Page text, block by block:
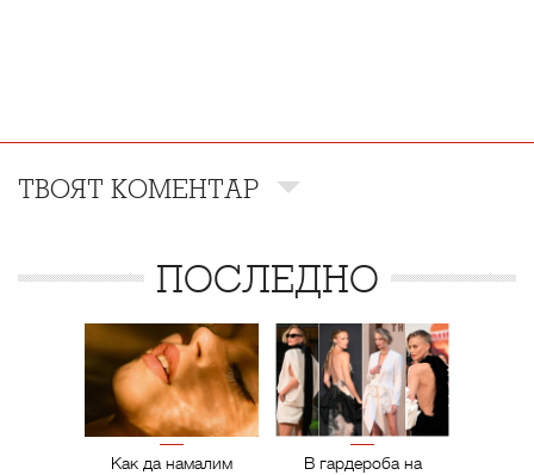
ТВОЯТ КОМЕНТАР
ПОСЛЕДНО
Как да намалим
В гардероба на